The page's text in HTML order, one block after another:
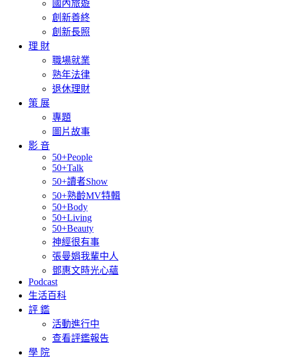
國內旅遊
創新善終
創新長照
理 財
職場就業
熟年法律
退休理財
策 展
專題
圖片故事
影 音
50+People
50+Talk
50+讀者Show
50+熟齡MV特輯
50+Body
50+Living
50+Beauty
神經很有事
張曼娟我輩中人
鄧惠文時光心蘊
Podcast
生活百科
評 鑑
活動進行中
查看評鑑報告
學 院